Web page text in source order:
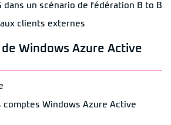
dans un scénario de fédération B to B
aux clients externes
Windows Azure Active
Windows Azure Active